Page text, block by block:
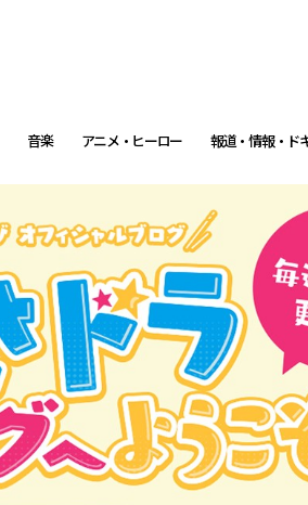
音楽 アニメ・ヒーロー 報道・情報・ド